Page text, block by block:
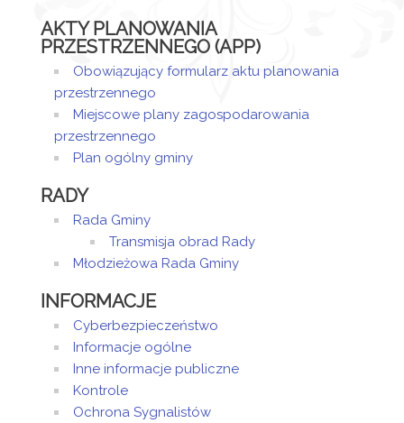
AKTY PLANOWANIA
PRZESTRZENNEGO (APP)
Obowiązujący formularz aktu planowania
przestrzennego
Miejscowe plany zagospodarowania
przestrzennego
Plan ogólny gminy
RADY
Rada Gminy
Transmisja obrad Rady
Młodzieżowa Rada Gminy
INFORMACJE
Cyberbezpieczeństwo
Informacje ogólne
Inne informacje publiczne
Kontrole
Ochrona Sygnalistów